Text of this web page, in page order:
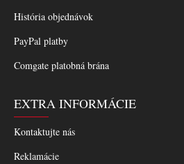
História objednávok
PayPal platby
Comgate platobná brána
EXTRA INFORMÁCIE
Kontaktujte nás
Reklamácie